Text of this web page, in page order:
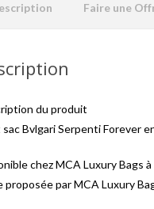
Faire une
du produit
Bvlgari Serpenti Forever
chez MCA Luxury Bags
proposée par MCA Luxury